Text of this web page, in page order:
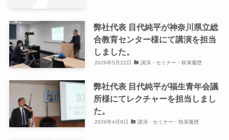
弊社代表 目代純平が神奈川県立総
合教育センター様にて講演を担当
しました。
2026年5月22日 講演・セミナー・執筆履歴
弊社代表 目代純平が福生青年会議
所様にてレクチャーを担当しまし
た。
2026年4月9日 講演・セミナー・執筆履歴